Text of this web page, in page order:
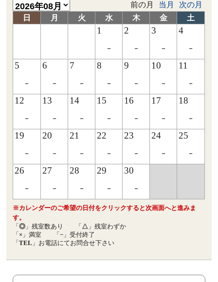
前の月 当月
次の月
日
月 火 水 木 金 土
1
-
2
-
3
-
4
-
5
-
6
-
7
-
8
-
9
-
10
-
11
-
12
-
13
-
14
-
15
-
16
-
17
-
18
-
19
-
20
-
21
-
22
-
23
-
24
-
25
-
26
-
27
-
28
-
29
-
30
-
※カレンダーのご希望の日付をクリックすると次画面へと進みま
す。
「◎ 」残室数あり 「 △ 」残室わずか
「 × 」満室 「− 」受付終了
「TEL 」お電話にてお問合せ下さい